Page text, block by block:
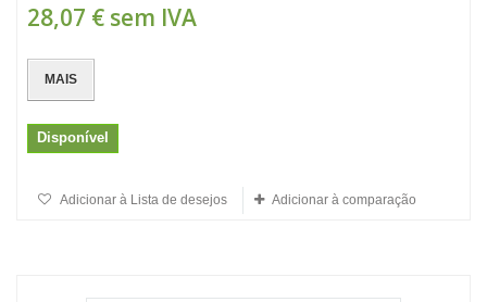
28,07 € sem IVA
MAIS
Disponível
Adicionar à Lista de desejos Adicionar à comparação